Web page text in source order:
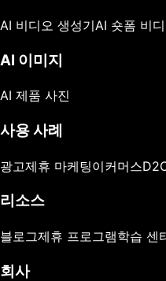
AI 비디오 생성기AI 숏폼 비
AI 이미지
AI 제품 사진
사용 사례
광고제휴 마케팅이커머스
리소스
블로그제휴 프로그램학습 센
회사